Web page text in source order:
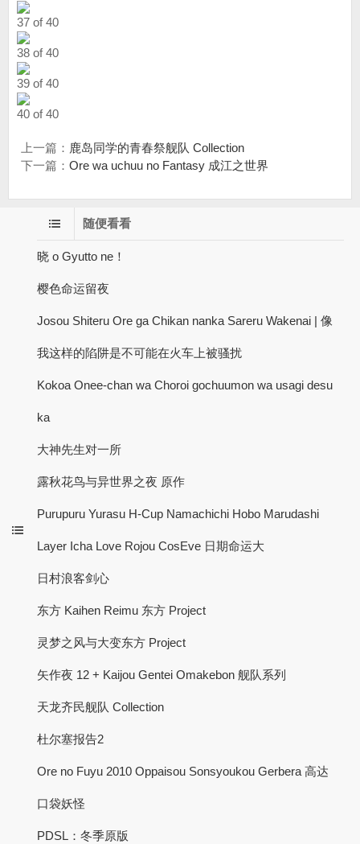
37 of 40
38 of 40
39 of 40
40 of 40
上一篇： 鹿岛同学的青春祭舰队 Collection
下一篇： Ore wa uchuu no Fantasy 成江之世界
随便看看
晓 o Gyutto ne！
樱色命运留夜
Josou Shiteru Ore ga Chikan nanka Sareru Wakenai | 像
我这样的陷阱是不可能在火车上被骚扰
Kokoa Onee-chan wa Choroi gochuumon wa usagi desu
ka
大神先生对一所
露秋花鸟与异世界之夜 原作
Purupuru Yurasu H-Cup Namachichi Hobo Marudashi
Layer Icha Love Rojou CosEve 日期命运大
日村浪客剑心
东方 Kaihen Reimu 东方 Project
灵梦之风与大变东方 Project
矢作夜 12 + Kaijou Gentei Omakebon 舰队系列
天龙齐民舰队 Collection
杜尔塞报告2
Ore no Fuyu 2010 Oppaisou Sonsyoukou Gerbera 高达
口袋妖怪
PDSL：冬季原版